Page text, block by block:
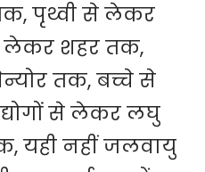
पृथ्वी से लेकर
शहर तक,
तक, बच्चे से
से लेकर लघु
यही नहीं जलवायु